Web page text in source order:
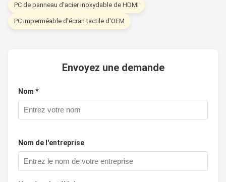
PC de panneau d'acier inoxydable de HDMI
PC imperméable d'écran tactile d'OEM
Envoyez une demande
Nom *
Nom de l'entreprise